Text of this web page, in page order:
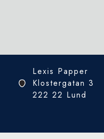
Lexis Papper
Klostergatan 3
222 22 Lund